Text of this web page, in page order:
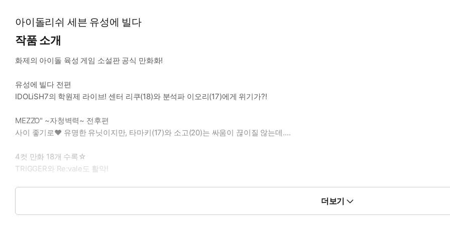
아이돌리쉬 세븐 유성에 빌다
작품 소개
화제의 아이돌 육성 게임 소설판 공식 만화화!
유성에 빌다 전편
IDOLiSH7의 학원제 라이브! 센터 리쿠(18)와 분석파 이오리(17)에게 위기가?!
MEZZO" ~자청벽력~ 전후편
사이 좋기로♥ 유명한 유닛이지만, 타마키(17)와 소고(20)는 싸움이 끊이질 않는데....
4컷 만화 18개 수록☆
TRIGGER와 Re:vale도 활약!
[IDOLISH SEVEN RYUSEI NI INORU] ⓒ ARINA TANEMURA, BUNTA TSUSHIMI 2017/HAKUSENSHA, INC.
더보기